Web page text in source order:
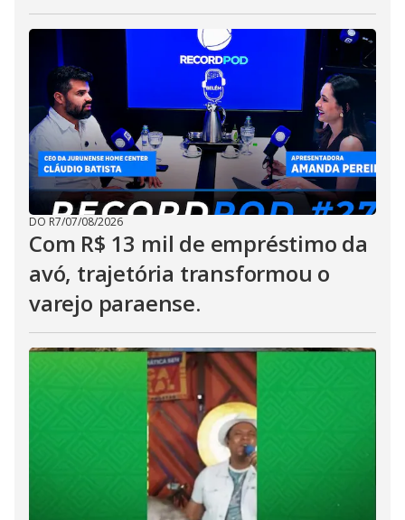
DO R7/07/08/2026
Com R$ 13 mil de empréstimo da
avó, trajetória transformou o
varejo paraense.